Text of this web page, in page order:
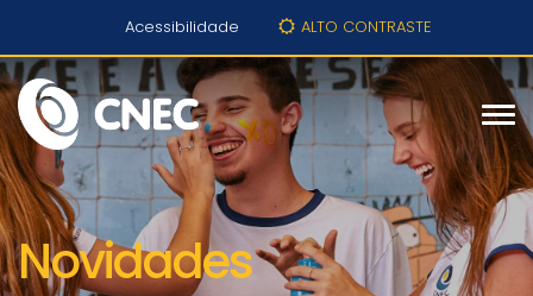
Acessibilidade ALTO CONTRASTE
Novidades